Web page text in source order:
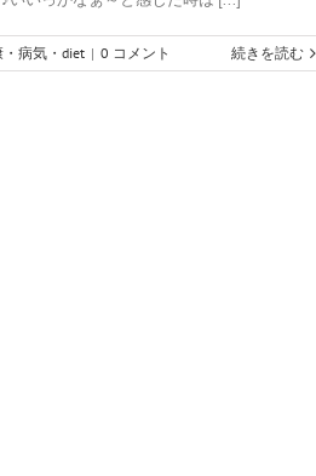
病気・diet | 0 コメント 続きを読む